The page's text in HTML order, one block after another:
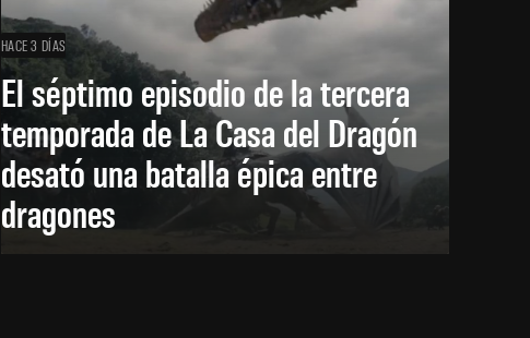
HACE 3 DÍAS
El séptimo episodio de la tercera
temporada de La Casa del Dragón
desató una batalla épica entre
dragones